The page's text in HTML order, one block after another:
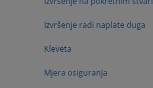
Izvršenje radi naplate duga
Kleveta
Mjera osiguranja